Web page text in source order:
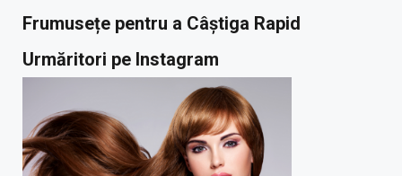
Frumusețe pentru a Câștiga Rapid
Urmăritori pe Instagram